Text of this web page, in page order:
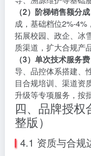
（2）阶梯销售额分成
成，基础档位2%-4%
拓展校园、政企、冰
质渠道，扩大合规产
（3）单次技术服务费
导、品控体系搭建、
目合规培训、渠道资
升级等专项服务，按
四、品牌授
整版）
4.1 资质与合规